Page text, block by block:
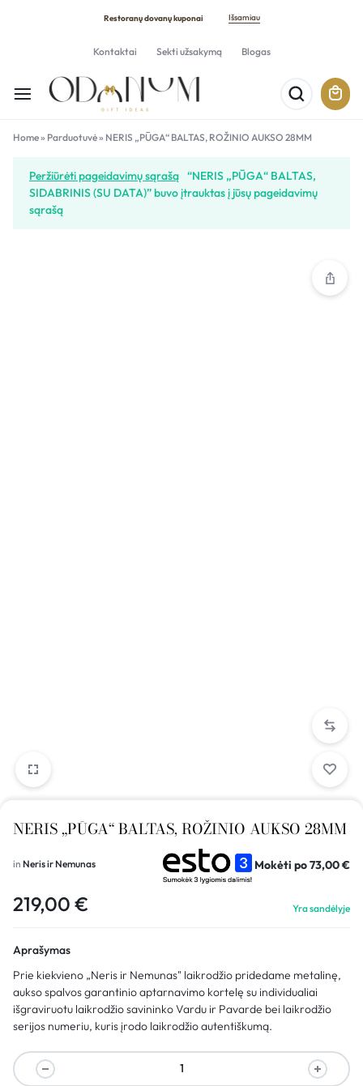
Restoranų dovanų kuponai Išsamiau
Kontaktai Sekti užsakymą Blogas
Home» Parduotuvė» NERIS „PŪGA“ BALTAS, ROŽINIO AUKSO 28MM
Peržiūrėti pageidavimų sąrašą “NERIS „PŪGA“ BALTAS,
SIDABRINIS (SU DATA)” buvo įtrauktas į jūsų pageidavimų
sąrašą
NERIS „PŪGA“ BALTAS, ROŽINIO AUKSO 28MM
in Neris ir Nemunas Mokėti po73,00€
219,00 € Yra sandėlyje
Aprašymas
Prie kiekvieno „Neris ir Nemunas" laikrodžio pridedame metalinę,
aukso spalvos garantinio aptarnavimo kortelę su individualiai
išgraviruotu laikrodžio savininko Vardu ir Pavarde bei laikrodžio
serijos numeriu, kuris įrodo laikrodžio autentiškumą.